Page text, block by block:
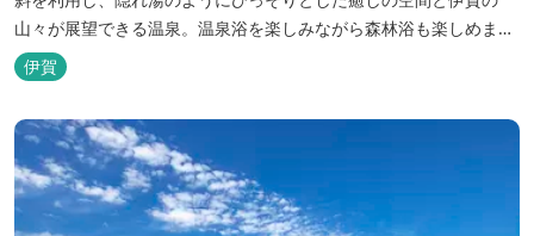
山々が展望できる温泉。温泉浴を楽しみながら森林浴も楽しめま
す。一枚岩をくり貫いてつくった湯船もあり、風情ある空間が魅力
です。 ★源泉100％の野天風呂 源泉100％の野天風呂が2つあり、
38度のぬるめの湯と42度の熱めの湯があります。ぬるめの湯はじっ
くりとゆ...
伊賀